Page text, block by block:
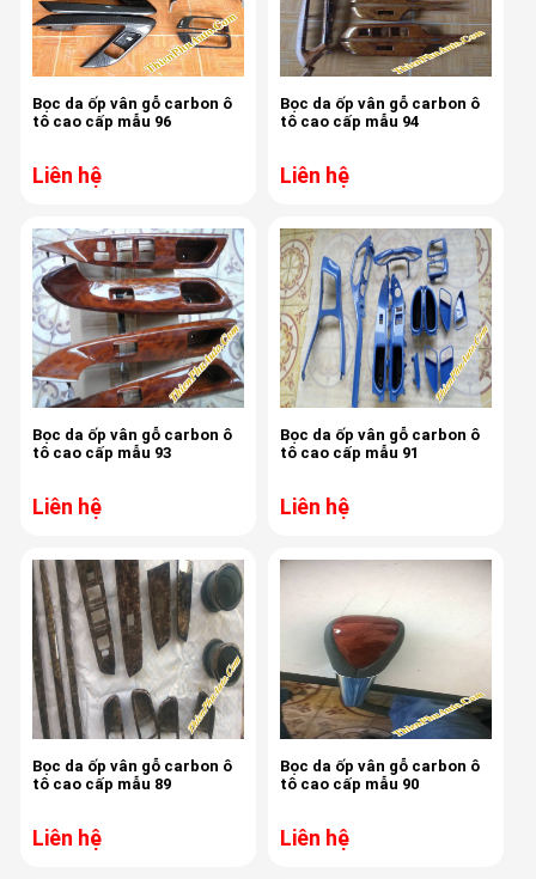
Bọc da ốp vân gỗ carbon ô
tô cao cấp mẫu 96
Liên hệ
Bọc da ốp vân gỗ carbon ô
tô cao cấp mẫu 94
Liên hệ
Bọc da ốp vân gỗ carbon ô
tô cao cấp mẫu 93
Liên hệ
Bọc da ốp vân gỗ carbon ô
tô cao cấp mẫu 91
Liên hệ
Bọc da ốp vân gỗ carbon ô
tô cao cấp mẫu 89
Liên hệ
Bọc da ốp vân gỗ carbon ô
tô cao cấp mẫu 90
Liên hệ